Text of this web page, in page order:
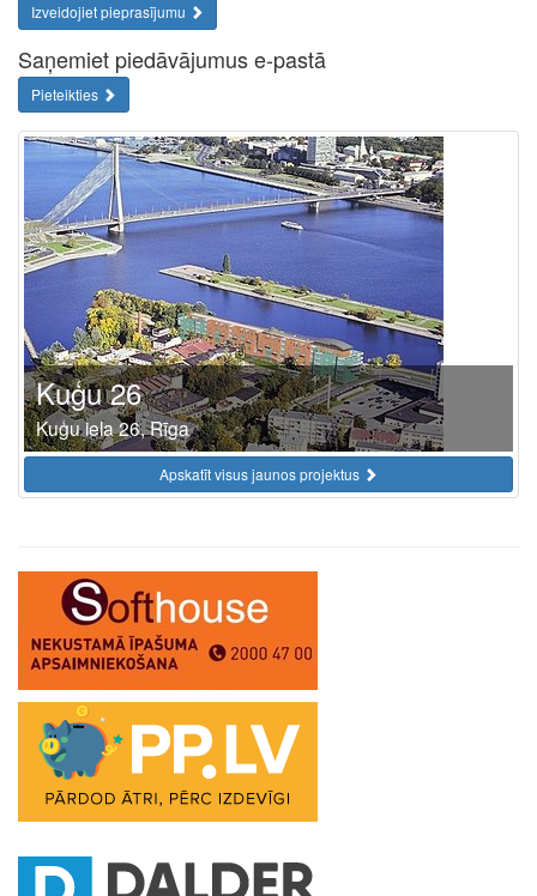
Izveidojiet pieprasījumu
Saņemiet piedāvājumus e-pastā
Pieteikties
Kuģu 26
Kuģu iela 26, Rīga
Apskatīt visus jaunos projektus